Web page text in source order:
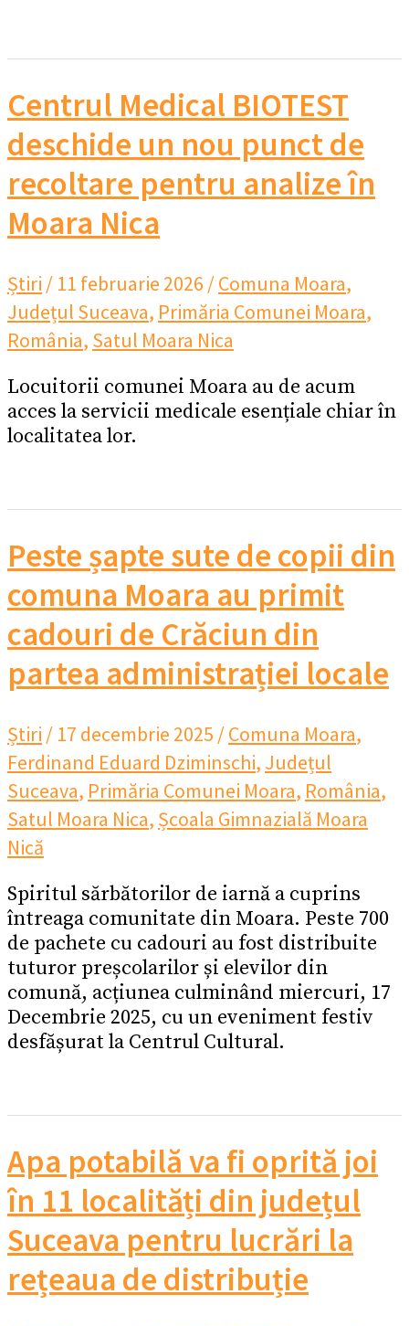
Centrul Medical BIOTEST
deschide un nou punct de
recoltare pentru analize în
Moara Nica
Știri / 11 februarie 2026 /Comuna Moara,
Județul Suceava, Primăria Comunei Moara,
România, Satul Moara Nica
Locuitorii comunei Moara au de acum
acces la servicii medicale esențiale chiar în
localitatea lor.
Peste șapte sute de copii din
comuna Moara au primit
cadouri de Crăciun din
partea administrației locale
Știri / 17 decembrie 2025 /Comuna Moara,
Ferdinand Eduard Dziminschi, Județul
Suceava, Primăria Comunei Moara, România,
Satul Moara Nica, Școala Gimnazială Moara
Nică
Spiritul sărbătorilor de iarnă a cuprins
întreaga comunitate din Moara. Peste 700
de pachete cu cadouri au fost distribuite
tuturor preșcolarilor și elevilor din
comună, acțiunea culminând miercuri, 17
Decembrie 2025, cu un eveniment festiv
desfășurat la Centrul Cultural.
Apa potabilă va fi oprită joi
în 11 localități din județul
Suceava pentru lucrări la
rețeaua de distribuție